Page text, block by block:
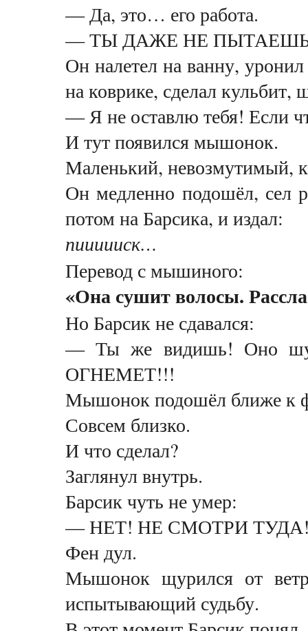
— Да, это… его работа.
— ТЫ ДАЖЕ НЕ
Он налетел на ванну,
на коврике, сделал кульбит,
— Я не оставлю тебя! Если
И тут появился мышонок.
Маленький, невозмутимый,
Он медленно подошёл, сел
потом на Барсика, и издал:
пиииииск…
Перевод с мышиного:
«Она сушит волосы.
Но Барсик не сдавался:
— Ты же видишь! Оно
ОГНЕМЕТ!!!
Мышонок подошёл ближе к
Совсем близко.
И что сделал?
Заглянул внутрь.
Барсик чуть не умер:
— НЕТ! НЕ СМОТРИ
Фен дул.
Мышонок щурился от
испытывающий судьбу.